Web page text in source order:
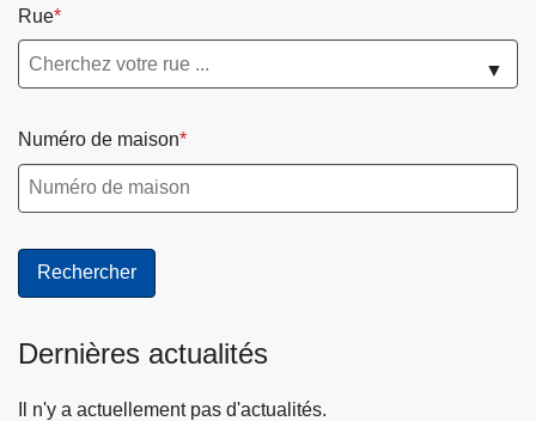
Rue
▼
Numéro de maison
Dernières actualités
Il n'y a actuellement pas d'actualités.